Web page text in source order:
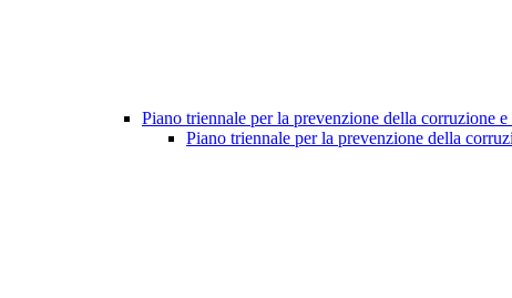
Piano triennale per la prevenzione della corruzione e
Piano triennale per la prevenzione della